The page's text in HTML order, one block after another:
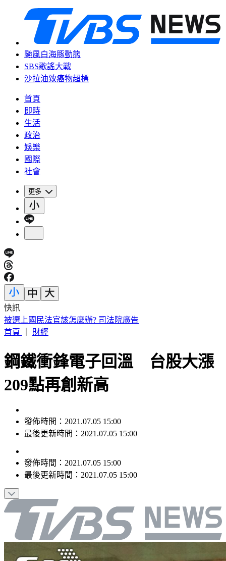
颱風白海豚動態
SBS歌謠大戰
沙拉油致癌物超標
首頁
即時
生活
政治
娛樂
國際
社會
更多
快訊
188萬《龍藏經》賣掉了！大戶不甩7折 店員爆「付現買原
價」
鋼鐵衝鋒電子回溫 台股大漲
209點再創新高
發佈時間：2021.07.05 15:00
發佈時間：2021.07.05 15:00